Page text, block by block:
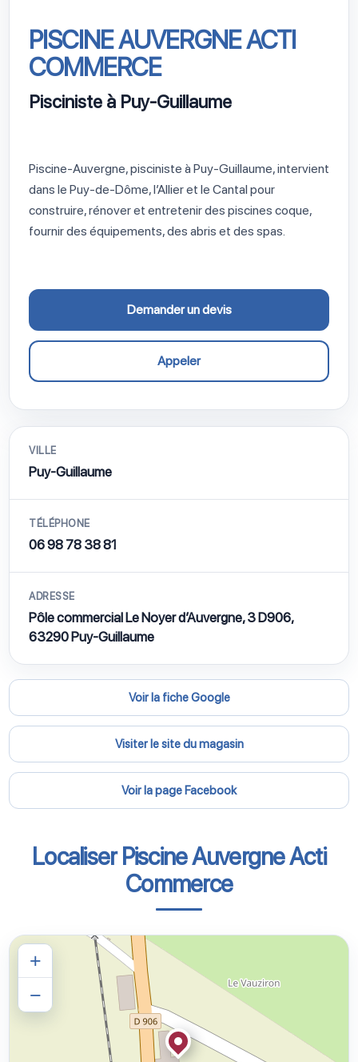
PISCINE AUVERGNE ACTI
COMMERCE
Pisciniste à Puy-Guillaume
Piscine-Auvergne, pisciniste à Puy-Guillaume, intervient
dans le Puy-de-Dôme, l’Allier et le Cantal pour
construire, rénover et entretenir des piscines coque,
fournir des équipements, des abris et des spas.
Demander un devis
Appeler
VILLE
Puy-Guillaume
TÉLÉPHONE
06 98 78 38 81
ADRESSE
Pôle commercial Le Noyer d’Auvergne, 3 D906,
63290 Puy-Guillaume
Voir la fiche Google
Visiter le site du magasin
Voir la page Facebook
Localiser Piscine Auvergne Acti
Commerce
+
−